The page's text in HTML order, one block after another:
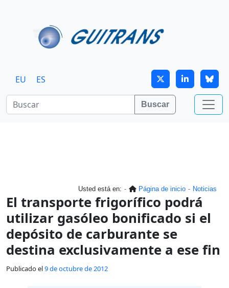
EU ES
Buscar
Usted está en: Página de inicio Noticias
El transporte frigorífico podrá
utilizar gasóleo bonificado si el
depósito de carburante se
destina exclusivamente a ese fin
Publicado el9 de octubre de 2012